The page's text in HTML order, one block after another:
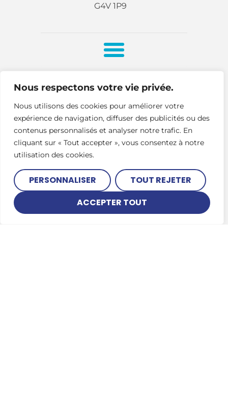
Nous respectons votre vie privée.
Nous utilisons des cookies pour améliorer votre
expérience de navigation, diffuser des publicités ou des
contenus personnalisés et analyser notre trafic. En
cliquant sur « Tout accepter », vous consentez à notre
utilisation des cookies.
PERSONNALISER
TOUT REJETER
ACCEPTER TOUT
G4V 1P9
Réalisé en 2024
parLa Boîte
Politique de
confidentialité